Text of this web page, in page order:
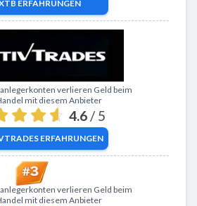
ERFAHRUNGEN
verlieren Geld beim
mit diesem Anbieter
4.6 / 5
ERFAHRUNGEN
Zu eToroverlieren Geld beim
mit diesem Anbieter